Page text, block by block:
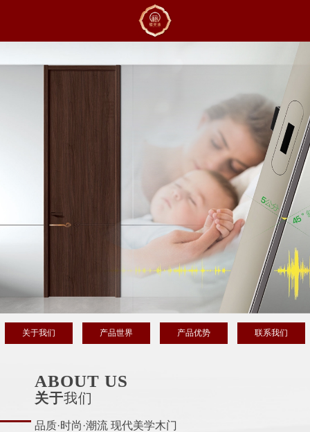
关于我们 产品世界 产品优势 联系我们
ABOUT US
关于我们
品质·时尚·潮流 现代美学木门